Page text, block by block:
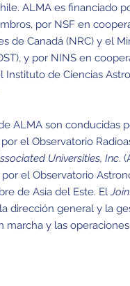
ALMA es financiado
por NSF en
de Canadá (NRC) y el
y por NINS en
Instituto de Ciencias
ALMA son conducidas
el Observatorio
Universities, Inc.
el Observatorio
de Asia del Este. El
dirección general y la
marcha y las